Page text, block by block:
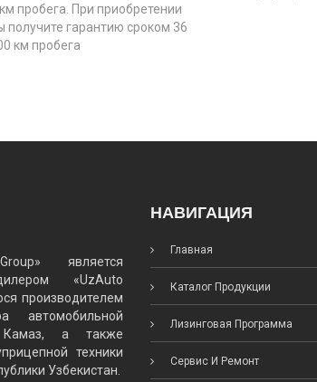
пробега. При приобретении
получите гарантию сроком 36
км пробега
является
«UzAuto
производителем
автомобильной
Камаз, а также
техники
Узбекистан.
НАВИГАЦИЯ
Главная
Каталог Продукции
Лизинговая Программа
Сервис И Ремонт